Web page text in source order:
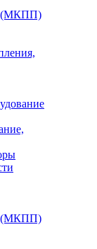
(МКПП)
(МКПП)